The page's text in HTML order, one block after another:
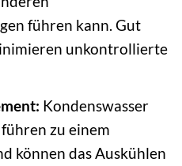
führen kann. Gut
unkontrollierte
Kondenswasser
zu einem
können das Auskühlen